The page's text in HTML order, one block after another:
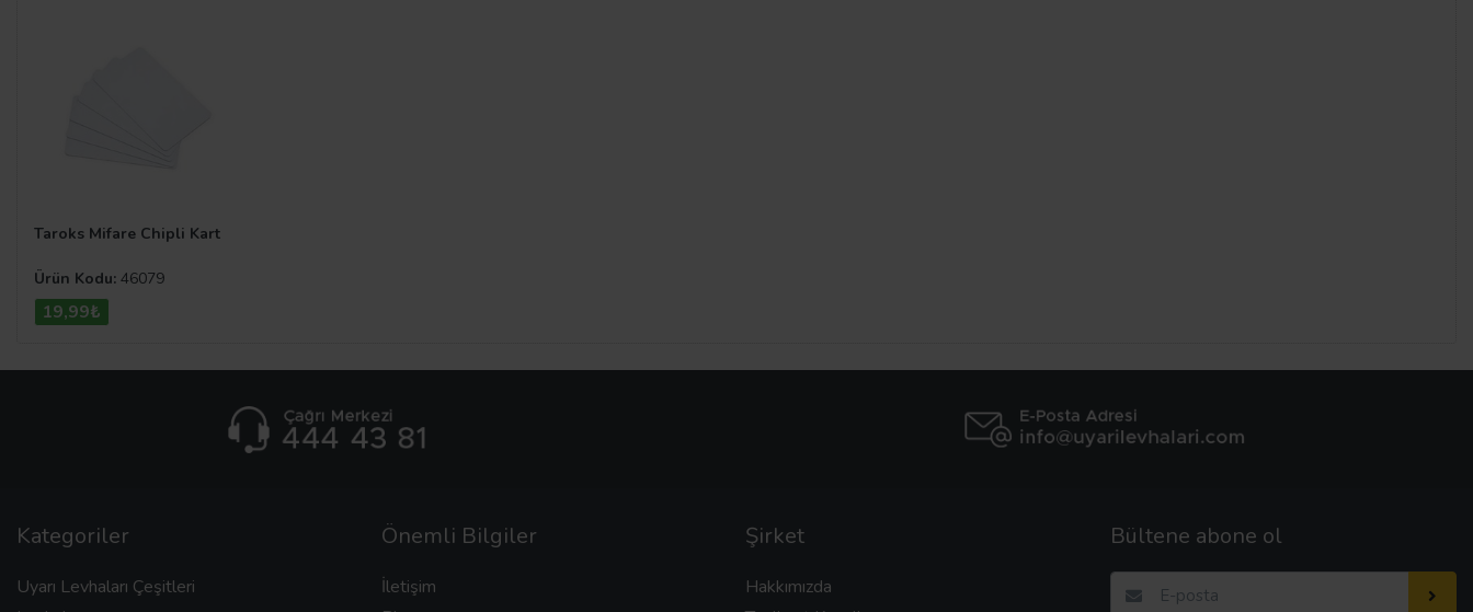
Taroks Mifare Chipli Kart
Ürün Kodu: 46079
19,99₺
Kategoriler
Uyarı Levhaları Çeşitleri
Önemli Bilgiler
İletişim
Şirket
Hakkımızda
Bültene abone ol